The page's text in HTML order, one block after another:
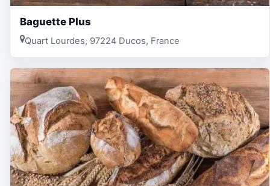
Baguette Plus
Quart Lourdes, 97224 Ducos, France